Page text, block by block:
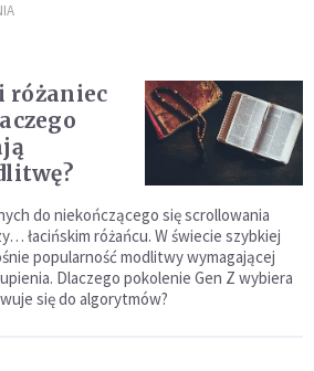
różaniec
do niekończącego się scrollowania
łacińskim różańcu. W świecie szybkiej
popularność modlitwy wymagającej
Dlaczego pokolenie Gen Z wybiera
się do algorytmów?